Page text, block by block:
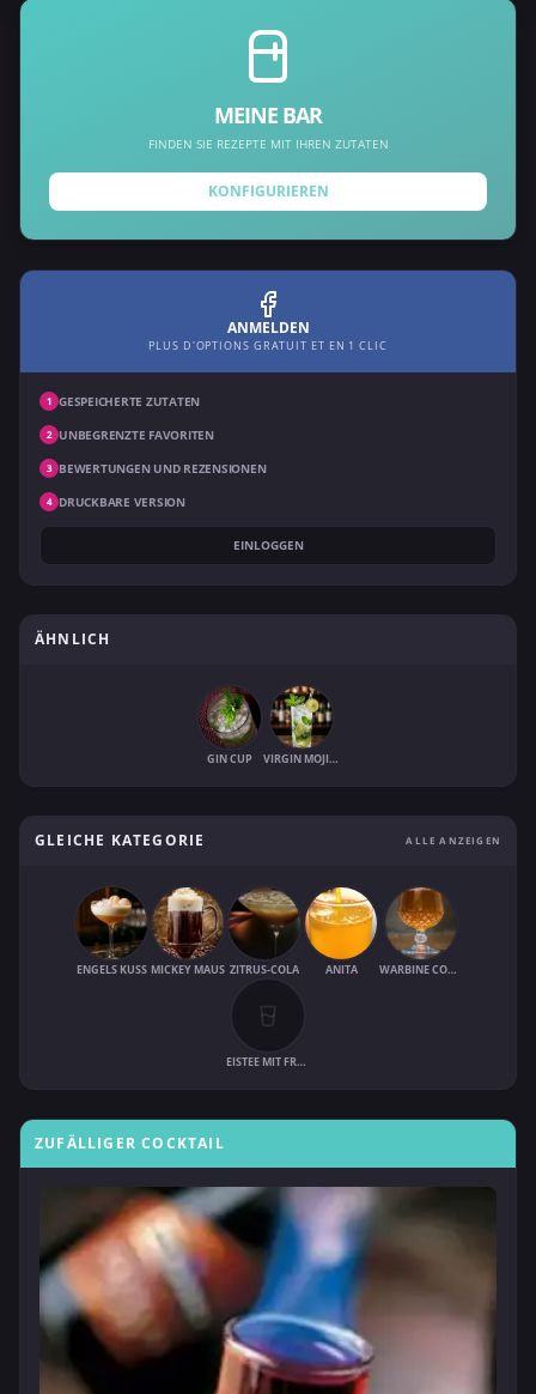
MEINE BAR
FINDEN SIE REZEPTE MIT IHREN ZUTATEN
KONFIGURIEREN
ANMELDEN
PLUS D'OPTIONS GRATUIT ET EN 1 CLIC
1 GESPEICHERTE ZUTATEN
2 UNBEGRENZTE FAVORITEN
3 BEWERTUNGEN UND REZENSIONEN
4 DRUCKBARE VERSION
EINLOGGEN
ÄHNLICH
GIN CUP VIRGIN MOJITO
GLEICHE KATEGORIE ALLE ANZEIGEN
ENGELS KUSS MICKEY MAUS ZITRUS-COLA ANITA WARBINE COOLER
EISTEE MIT FRUCHTSAFT
ZUFÄLLIGER COCKTAIL